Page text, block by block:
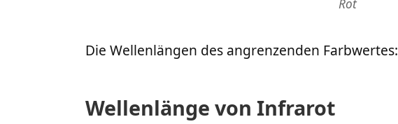
Rot
Die Wellenlängen des angrenzenden Farbwertes:
Wellenlänge von Infrarot